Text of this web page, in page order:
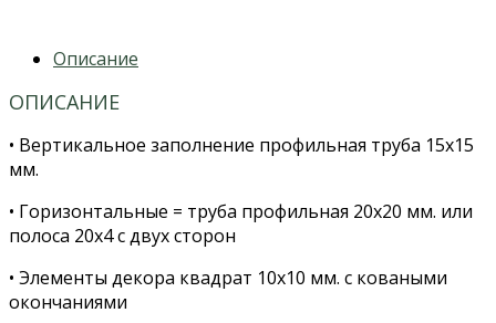
Описание
ОПИСАНИЕ
• Вертикальное заполнение профильная труба 15х15
мм.
• Горизонтальные = труба профильная 20х20 мм. или
полоса 20х4 с двух сторон
• Элементы декора квадрат 10х10 мм. с коваными
окончаниями